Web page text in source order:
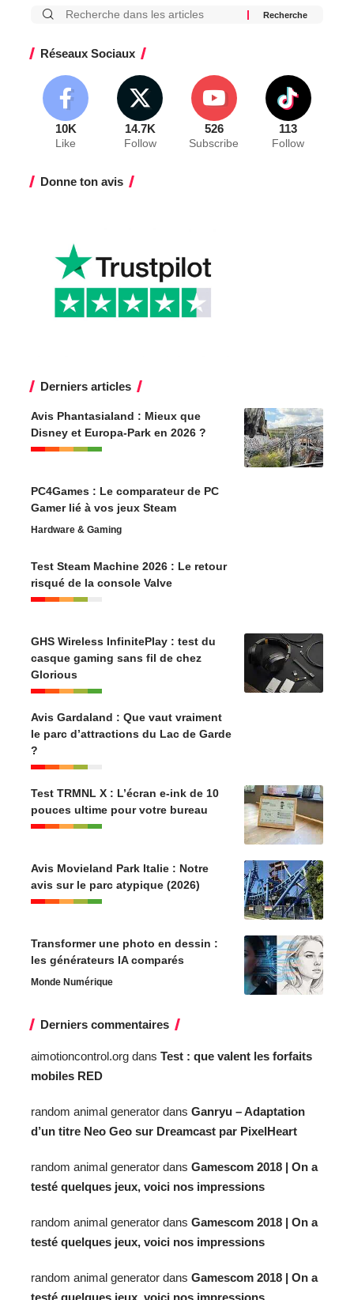
Réseaux Sociaux
10K
Like
14.7K
Follow
526
Subscribe
113
Follow
Donne ton avis
Derniers articles
Avis Phantasialand : Mieux que
Disney et Europa-Park en 2026 ?
PC4Games : Le comparateur de PC
Gamer lié à vos jeux Steam
Hardware & Gaming
Test Steam Machine 2026 : Le retour
risqué de la console Valve
GHS Wireless InfinitePlay : test du
casque gaming sans fil de chez
Glorious
Avis Gardaland : Que vaut vraiment
le parc d’attractions du Lac de Garde
?
Test TRMNL X : L’écran e-ink de 10
pouces ultime pour votre bureau
Avis Movieland Park Italie : Notre
avis sur le parc atypique (2026)
Transformer une photo en dessin :
les générateurs IA comparés
Monde Numérique
Derniers commentaires
aimotioncontrol.org dans Test : que valent les forfaits
mobiles RED
random animal generator dans Ganryu – Adaptation
d’un titre Neo Geo sur Dreamcast par PixelHeart
random animal generator dans Gamescom 2018 | On a
testé quelques jeux, voici nos impressions
random animal generator dans Gamescom 2018 | On a
testé quelques jeux, voici nos impressions
random animal generator dans Gamescom 2018 | On a
testé quelques jeux, voici nos impressions